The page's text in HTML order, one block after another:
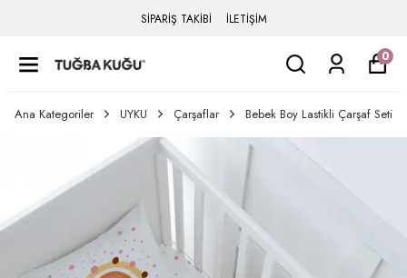
SİPARİŞ TAKİBİ İLETİŞİM
0
Ana Kategoriler UYKU Çarşaflar Bebek Boy Lastikli Çarşaf Seti